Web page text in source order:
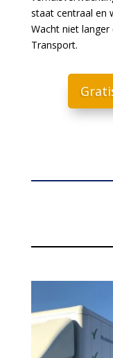
staat centraal en
Wacht niet
Transport.